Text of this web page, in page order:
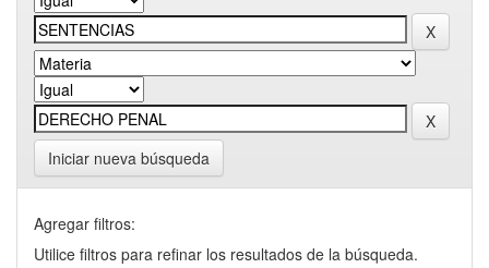
Iniciar nueva búsqueda
Agregar filtros:
Utilice filtros para refinar los resultados de la búsqueda.